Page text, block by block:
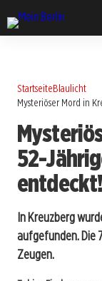
StartseiteBlaulicht
Mysteriöser Mord in
52-
entdeckt!
In Kreuzberg
aufgefunden. Die
Zeugen.